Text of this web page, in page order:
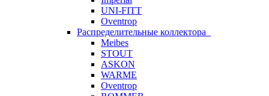
UNI-FITT
Oventrop
Распределительные коллектора
Meibes
STOUT
ASKON
WARME
Oventrop